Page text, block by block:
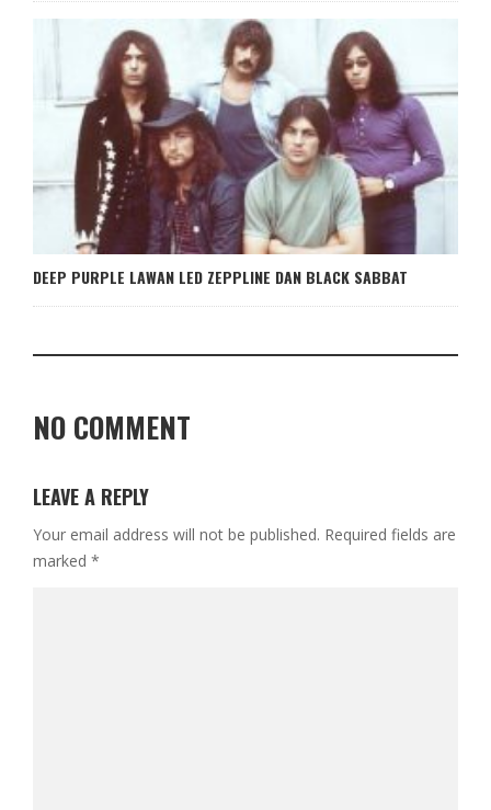
DEEP PURPLE LAWAN LED ZEPPLINE DAN BLACK SABBAT
NO COMMENT
LEAVE A REPLY
Your email address will not be published. Required fields are
marked *